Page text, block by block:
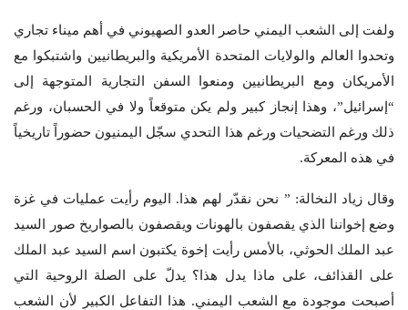
ولفت إلى الشعب اليمني حاصر العدو الصهيوني في أهم ميناء تجاري
وتحدوا العالم والولايات المتحدة الأمريكية والبريطانيين واشتبكوا مع
الأمريكان ومع البريطانيين ومنعوا السفن التجارية المتوجهة إلى
“إسرائيل”، وهذا إنجاز كبير ولم يكن متوقعاً ولا في الحسبان، ورغم
ذلك ورغم التضحيات ورغم هذا التحدي سجّل اليمنيون حضوراً تاريخياً
في هذه المعركة.
وقال زياد النخالة: ” نحن نقدّر لهم هذا. اليوم رأيت عمليات في غزة
وضع إخواننا الذي يقصفون بالهونات ويقصفون بالصواريخ صور السيد
عبد الملك الحوثي، بالأمس رأيت إخوة يكتبون اسم السيد عبد الملك
على القذائف، على ماذا يدل هذا؟ يدلّ على الصلة الروحية التي
أصبحت موجودة مع الشعب اليمني. هذا التفاعل الكبير لأن الشعب